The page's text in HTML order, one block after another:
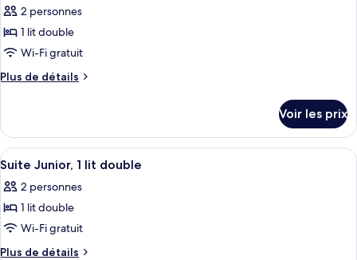
Familiale,
lits,
non-
photos
pour
ce
type
de
Suite,
non-
fumeurs
2 personnes
1 lit double
Wi-Fi gratuit
Plus de détails
Plus
le
type
de
Suite,
non-
Voir les prix
Afficher
toutes
les
photos
pour
ce
Une chambre d’hôtel moderne
8
Suite Junior, 1 lit double
2 personnes
1 lit double
Wi-Fi gratuit
Plus de détails
Plus